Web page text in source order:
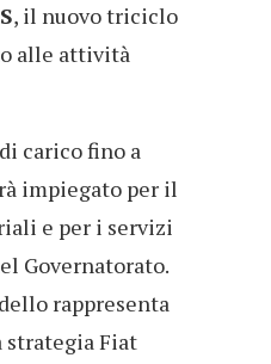
, il nuovo triciclo
alle attività
carico fino a
impiegato per il
e per i servizi
Governatorato.
rappresenta
strategia Fiat